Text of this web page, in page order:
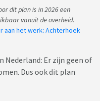
dit plan is in 2026 een
vanuit de overheid.
aan het werk: Achterhoek
Nederland: Er zijn geen of
Dus ook dit plan